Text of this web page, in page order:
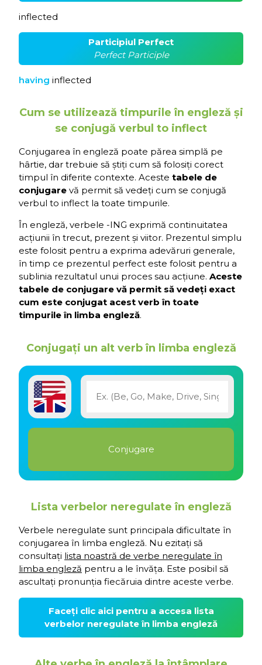
inflected
Participiul Perfect
Perfect Participle
having inflected
Cum se utilizează timpurile în engleză și
se conjugă verbul to inflect
Conjugarea în engleză poate părea simplă pe
hârtie, dar trebuie să știți cum să folosiți corect
timpul în diferite contexte. Aceste tabele de
conjugare vă permit să vedeți cum se conjugă
verbul to inflect la toate timpurile.
În engleză, verbele -ING exprimă continuitatea
acțiunii în trecut, prezent și viitor. Prezentul simplu
este folosit pentru a exprima adevăruri generale,
în timp ce prezentul perfect este folosit pentru a
sublinia rezultatul unui proces sau acțiune. Aceste
tabele de conjugare vă permit să vedeți exact
cum este conjugat acest verb în toate
timpurile în limba engleză.
Conjugați un alt verb în limba engleză
Lista verbelor neregulate în engleză
Verbele neregulate sunt principala dificultate în
conjugarea în limba engleză. Nu ezitați să
consultați lista noastră de verbe neregulate în
limba engleză pentru a le învăța. Este posibil să
ascultați pronunția fiecăruia dintre aceste verbe.
Faceți clic aici pentru a accesa lista
verbelor neregulate în limba engleză